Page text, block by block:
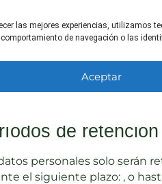
las mejores experiencias, utilizamos
de navegación o las
Aceptar
los datos podrán ser
social de web informativa,
al Usuario, así como
momento en que se
los datos personales;
de
personales solo serán
el siguiente plazo: , o